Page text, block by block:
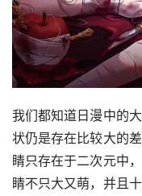
我们都知道日漫中的
状仍是存在比较大的
睛只存在于二次元中
睛不只大又萌，并且